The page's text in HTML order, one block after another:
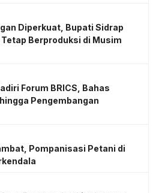
Diperkuat, Bupati Sidrap
Berproduksi di Musim
Forum BRICS, Bahas
Pengembangan
Pompanisasi Petani di